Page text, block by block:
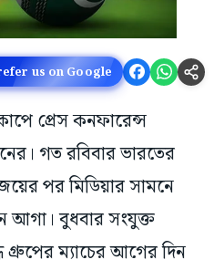
us on Google
প্রেস কনফারেন্স
গত রবিবার ভারতের
পর মিডিয়ার সামনে
বুধবার সংযুক্ত
ম্যাচের আগের দিন